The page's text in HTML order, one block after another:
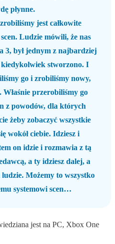
płynne.
jest całkowite
Ludzie mówili, że nas
3, był jednym z najbardziej
stworzono. I
go i zrobiliśmy nowy,
Właśnie przerobiliśmy go
z powodów, dla których
żeby zobaczyć wszystkie
wokół ciebie. Idziesz i
on idzie i rozmawia z tą
a ty idziesz dalej, a
ludzie. Możemy to wszystko
systemowi scen…
jest na PC, Xbox One